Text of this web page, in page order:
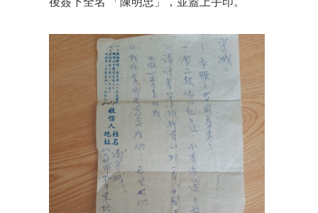
後簽下全名 「陳明忠」，並蓋上手印。